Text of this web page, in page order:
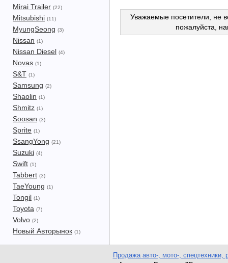
Mirai Trailer (22)
Mitsubishi (11)
MyungSeong (3)
Nissan (1)
Nissan Diesel (4)
Novas (1)
S&T (1)
Samsung (2)
Shaolin (1)
Shmitz (1)
Soosan (3)
Sprite (1)
SsangYong (21)
Suzuki (4)
Swift (1)
Tabbert (3)
TaeYoung (1)
Tongil (1)
Toyota (7)
Volvo (2)
Новый Авторынок (1)
Уважаемые посетители, не
пожалуйста,
Продажа авто-, мото-, спецтехники,